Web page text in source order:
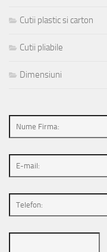
Cutii plastic si carton
Cutii pliabile
Dimensiuni